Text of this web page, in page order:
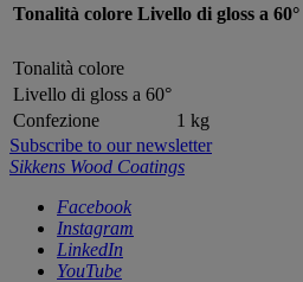
Tonalità colore Livello di gloss a 60°
Tonalità colore
Livello di gloss a 60°
Confezione
1 kg
Subscribe to our newsletter
Sikkens Wood Coatings
Facebook
Instagram
LinkedIn
YouTube